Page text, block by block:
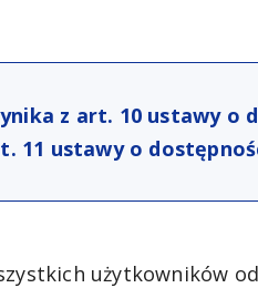
z art. 10 ustawy o
11 ustawy o
użytkowników